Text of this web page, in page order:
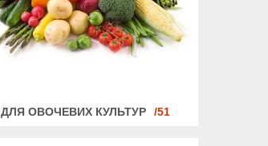
ДЛЯ ОВОЧЕВИХ КУЛЬТУР 51